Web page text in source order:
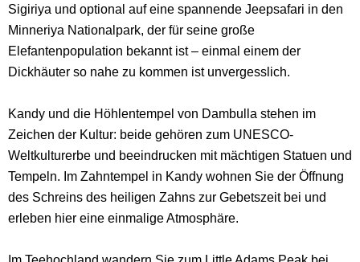
Sigiriya und optional auf eine spannende Jeepsafari in den
Minneriya Nationalpark, der für seine große
Elefantenpopulation bekannt ist – einmal einem der
Dickhäuter so nahe zu kommen ist unvergesslich.
Kandy und die Höhlentempel von Dambulla stehen im
Zeichen der Kultur: beide gehören zum UNESCO-
Weltkulturerbe und beeindrucken mit mächtigen Statuen und
Tempeln. Im Zahntempel in Kandy wohnen Sie der Öffnung
des Schreins des heiligen Zahns zur Gebetszeit bei und
erleben hier eine einmalige Atmosphäre.